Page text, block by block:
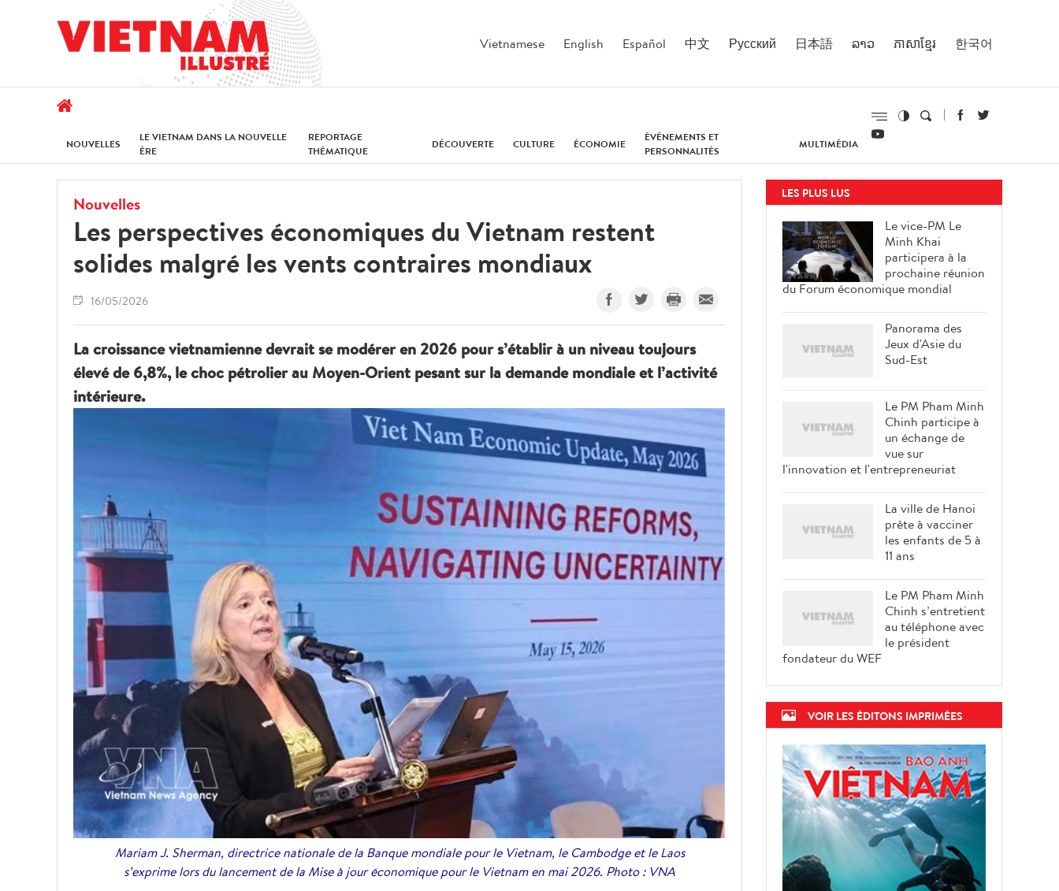
Vietnamese English Español 中文 Русский 日本語 ລາວ ភាសាខ្មែរ 한국어
NOUVELLES
LE VIETNAM DANS LA NOUVELLE
ÈRE
REPORTAGE
THÉMATIQUE
DÉCOUVERTE CULTURE ÉCONOMIE
ÉVÉNEMENTS ET
PERSONNALITÉS
MULTIMÉDIA
Nouvelles
Les perspectives économiques du Vietnam restent
solides malgré les vents contraires mondiaux
16/05/2026
La croissance vietnamienne devrait se modérer en 2026 pour s’établir à un niveau toujours
élevé de 6,8%, le choc pétrolier au Moyen-Orient pesant sur la demande mondiale et l’activité
intérieure.
Mariam J. Sherman, directrice nationale de la Banque mondiale pour le Vietnam, le Cambodge et le Laos
s’exprime lors du lancement de la Mise à jour économique pour le Vietnam en mai 2026. Photo : VNA
LES PLUS LUS
Le vice-PM Le
Minh Khai
participera à la
prochaine réunion
du Forum économique mondial
Panorama des
Jeux d'Asie du
Sud-Est
Le PM Pham Minh
Chinh participe à
un échange de
vue sur
l'innovation et l'entrepreneuriat
La ville de Hanoi
prête à vacciner
les enfants de 5 à
11 ans
Le PM Pham Minh
Chinh s’entretient
au téléphone avec
le président
fondateur du WEF
VOIR LES ÉDITONS IMPRIMÉES